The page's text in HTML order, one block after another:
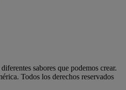
sabores que podemos crear.
Todos los derechos reservados